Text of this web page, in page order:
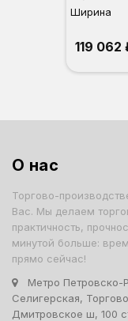
Ширина
119 062
О нас
Торгово-
Вас. Мы делаем
практичность,
минутой больше:
прямо сейчас!
Метро Петровско-
Селигерская,
Дмитровское ш, 100